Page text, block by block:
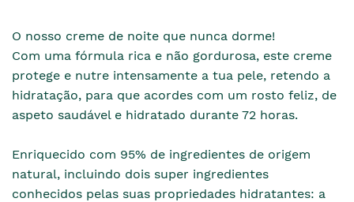
O nosso creme de noite que nunca dorme!
Com uma fórmula rica e não gordurosa, este creme
protege e nutre intensamente a tua pele, retendo a
hidratação, para que acordes com um rosto feliz, de
aspeto saudável e hidratado durante 72 horas.
Enriquecido com 95% de ingredientes de origem
natural, incluindo dois super ingredientes
conhecidos pelas suas propriedades hidratantes: a